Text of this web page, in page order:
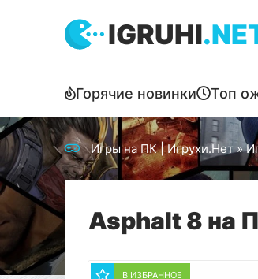
IGRUHI
Горячие новинки Топ
Игры на ПК | Игрухи.Нет»
Asphalt 8 на
В ИЗБРАННОЕ